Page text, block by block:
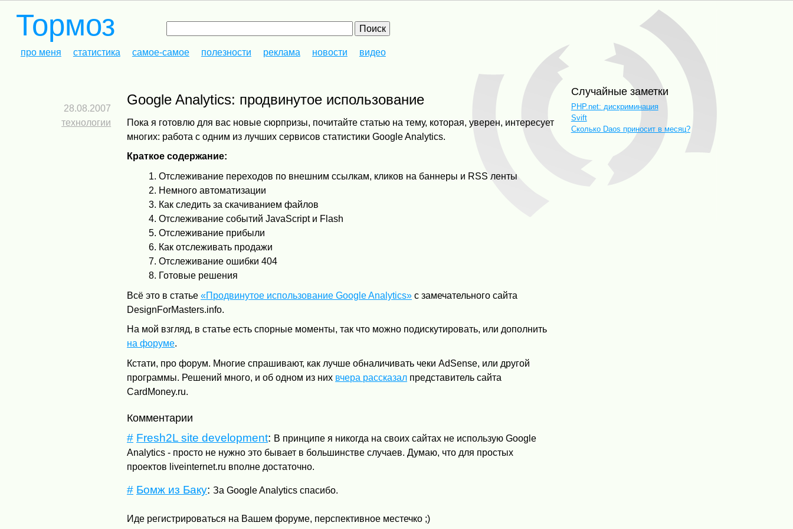
Тормоз
про меня статистика самое-самое полезности реклама новости видео
Google Analytics: продвинутое использование
28.08.2007
технологии
Пока я готовлю для вас новые сюрпризы, почитайте статью на тему, которая, уверен, интересует
многих: работа с одним из лучших сервисов статистики Google Analytics.
Краткое содержание:
Отслеживание переходов по внешним ссылкам, кликов на баннеры и RSS ленты
Немного автоматизации
Как следить за скачиванием файлов
Отслеживание событий JavaScript и Flash
Отслеживание прибыли
Как отслеживать продажи
Отслеживание ошибки 404
Готовые решения
Всё это в статье«Продвинутое использование Google Analytics» с замечательного сайта
DesignForMasters.info.
На мой взгляд, в статье есть спорные моменты, так что можно подискутировать, или дополнить
на форуме.
Кстати, про форум. Многие спрашивают, как лучше обналичивать чеки AdSense, или другой
программы. Решений много, и об одном из них вчера рассказал представитель сайта
CardMoney.ru.
Комментарии
# Fresh2L site development: В принципе я никогда на своих сайтах не использую Google
Analytics - просто не нужно это бывает в большинстве случаев. Думаю, что для простых
проектов liveinternet.ru вполне достаточно.
# Бомж из Баку:За Google Analytics спасибо.
Иде регистрироваться на Вашем форуме, перспективное местечко ;)
Случайные заметки
PHP.net: дискриминация
Svift
Сколько Daos приносит в месяц?